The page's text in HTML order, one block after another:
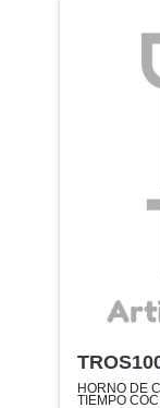
HORNO DE
TIEMPO